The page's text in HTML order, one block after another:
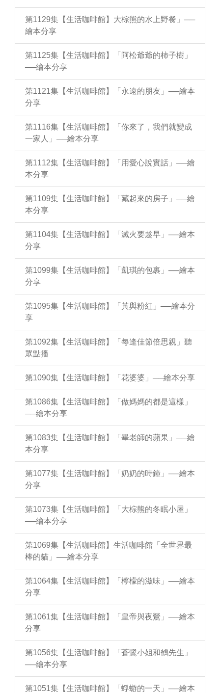
第1129集【生活咖啡館】大棕熊的水上野餐」──
繪本分享
第1125集【生活咖啡館】「阿松爺爺的柿子樹」
──繪本分享
第1121集【生活咖啡館】「永遠的朋友」──繪本
分享
第1116集【生活咖啡館】「你來了，我們就變成
一家人」──繪本分享
第1112集【生活咖啡館】「用愛心說實話」──繪
本分享
第1109集【生活咖啡館】「藏起來的房子」──繪
本分享
第1104集【生活咖啡館】「滅火要趁早」──繪本
分享
第1099集【生活咖啡館】「凱琪的包裹」──繪本
分享
第1095集【生活咖啡館】「黃與粉紅」──繪本分
享
第1092集【生活咖啡館】「每逢佳節倍思親」聽
眾點播
第1090集【生活咖啡館】「花婆婆」──繪本分享
第1086集【生活咖啡館】「做媽媽的都是這樣」
──繪本分享
第1083集【生活咖啡館】「畢老師的蘋果」──繪
本分享
第1077集【生活咖啡館】「奶奶的時鐘」──繪本
分享
第1073集【生活咖啡館】「大棕熊的冬眠小屋」
──繪本分享
第1069集【生活咖啡館】生活咖啡館「全世界最
棒的貓」──繪本分享
第1064集【生活咖啡館】「檸檬的滋味」──繪本
分享
第1061集【生活咖啡館】「皇帝與夜鶯」──繪本
分享
第1056集【生活咖啡館】「蒼鷺小姐和鶴先生」
──繪本分享
第1051集【生活咖啡館】「蜉蝣的一天」──繪本